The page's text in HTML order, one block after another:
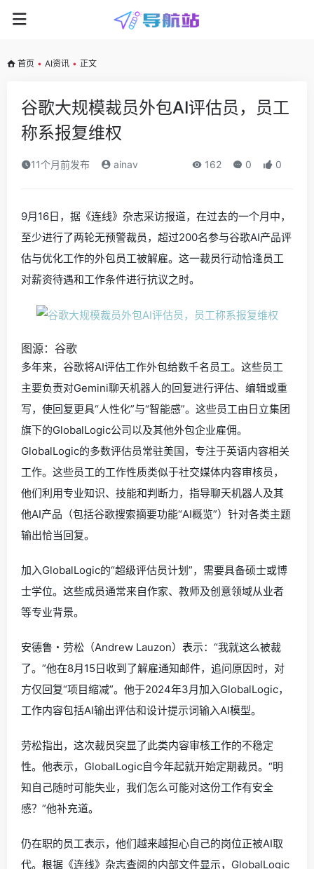
首页 • AI资讯 • 正文
谷歌大规模裁员外包AI评估员，员工
称系报复维权
11个月前发布 ainav 162 0 0
9月16日，据《连线》杂志采访报道，在过去的一个月中，
至少进行了两轮无预警裁员，超过200名参与谷歌AI产品评
估与优化工作的外包员工被解雇。这一裁员行动恰逢员工
对薪资待遇和工作条件进行抗议之时。
图源：谷歌
多年来，谷歌将AI评估工作外包给数千名员工。这些员工
主要负责对Gemini聊天机器人的回复进行评估、编辑或重
写，使回复更具“人性化”与“智能感”。这些员工由日立集团
旗下的GlobalLogic公司以及其他外包企业雇佣。
GlobalLogic的多数评估员常驻美国，专注于英语内容相关
工作。这些员工的工作性质类似于社交媒体内容审核员，
他们利用专业知识、技能和判断力，指导聊天机器人及其
他AI产品（包括谷歌搜索摘要功能“AI概览”）针对各类主题
输出恰当回复。
加入GlobalLogic的“超级评估员计划”，需要具备硕士或博
士学位。这些成员通常来自作家、教师及创意领域从业者
等专业背景。
安德鲁・劳松（Andrew Lauzon）表示：“我就这么被裁
了。”他在8月15日收到了解雇通知邮件，追问原因时，对
方仅回复“项目缩减”。他于2024年3月加入GlobalLogic，
工作内容包括AI输出评估和设计提示词输入AI模型。
劳松指出，这次裁员突显了此类内容审核工作的不稳定
性。他表示，GlobalLogic自今年起就开始定期裁员。“明
知自己随时可能失业，我们怎么可能对这份工作有安全
感？”他补充道。
仍在职的员工表示，他们越来越担心自己的岗位正被AI取
代。根据《连线》杂志查阅的内部文件显示，GlobalLogic